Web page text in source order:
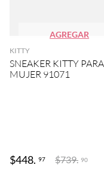
AGREGAR
KITTY
SNEAKER KITTY PARA
MUJER 91071
$448. 97 $739. 90